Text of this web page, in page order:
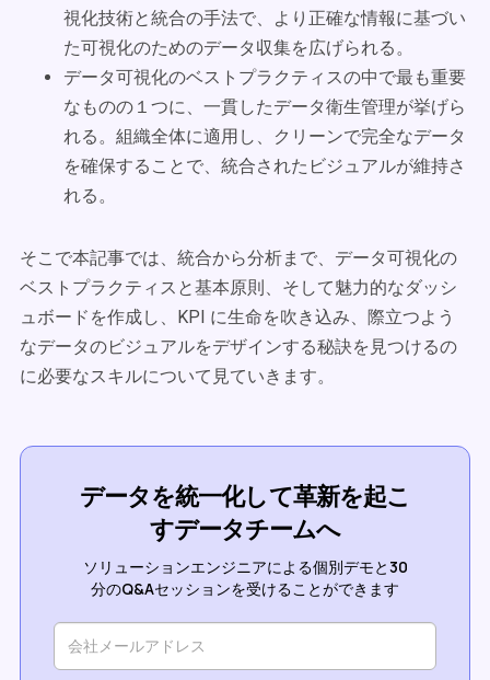
視化技術と統合の手法で、より正確な情報に基づい
た可視化のためのデータ収集を広げられる。
データ可視化のベストプラクティスの中で最も重要
なものの１つに、一貫したデータ衛生管理が挙げら
れる。組織全体に適用し、クリーンで完全なデータ
を確保することで、統合されたビジュアルが維持さ
れる。
そこで本記事では、統合から分析まで、データ可視化の
ベストプラクティスと基本原則、そして魅力的なダッシ
ュボードを作成し、KPI に生命を吹き込み、際立つよう
なデータのビジュアルをデザインする秘訣を見つけるの
に必要なスキルについて見ていきます。
データを統一化して革新を起こ
すデータチームへ
ソリューションエンジニアによる個別デモと30
分のQ&Aセッションを受けることができます